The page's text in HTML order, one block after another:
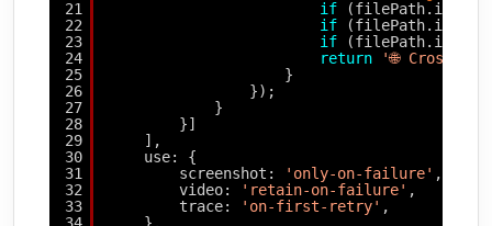
21
22
23
24
25
26
27
28
29
30
31
32
33
if
if
if
return
'🌐 Cross-
}
});
}
}]
],
use: {
screenshot:
'only-on-failure' ,
video:
'retain-on-failure' ,
trace:
'on-first-retry' ,